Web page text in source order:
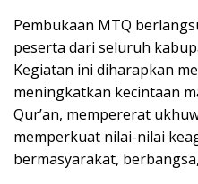
Pembukaan MTQ
peserta dari seluruh
Kegiatan ini diharapkan
meningkatkan kecintaan
Qur’an, mempererat
memperkuat nilai-nilai
bermasyarakat,